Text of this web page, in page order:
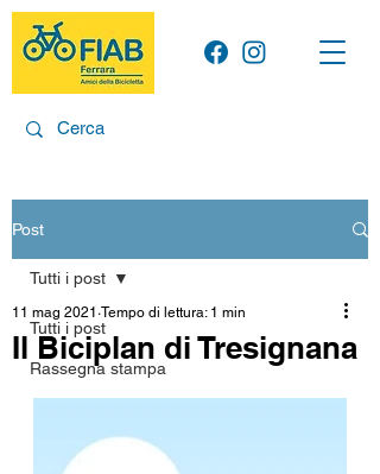
Post
Tutti i post
Rassegna stampa
Tutti i post
Il Biciplan di Tresignana
11 mag 2021 Tempo di lettura: 1 min